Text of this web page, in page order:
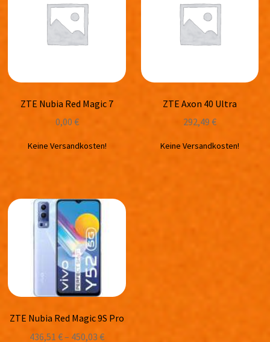
ZTE Nubia Red Magic 7
0,00 €
Keine Versandkosten!
ZTE Axon 40 Ultra
292,49 €
Keine Versandkosten!
ZTE Nubia Red Magic 9S Pro
436,51€– 450,03€